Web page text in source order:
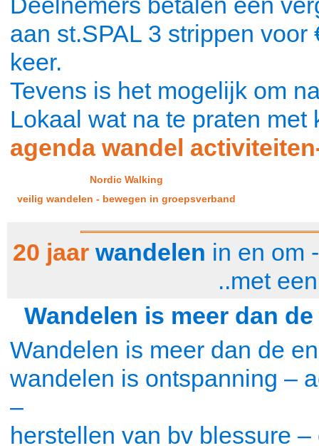
aan st.SPAL 3 strippen voor
keer.
Tevens is het mogelijk om
Lokaal wat na te praten met
agenda wandel
Nordic Walking
veilig wandelen - bewegen in groepsverband
20 jaar wandelen in en om
..met
Wandelen is meer dan
Wandelen is meer dan de
wandelen is ontspanning –
–
herstellen van bv blessure